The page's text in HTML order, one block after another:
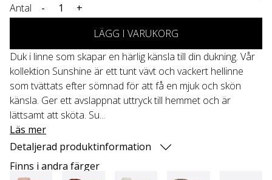
Antal -
+
LÄGG I VARUKORG
Duk i linne som skapar en härlig känsla till din dukning. Vår
kollektion Sunshine är ett tunt vävt och vackert hellinne
som tvättats efter sömnad för att få en mjuk och skön
känsla. Ger ett avslappnat uttryck till hemmet och är
lättsamt att sköta. Su...
Läs mer
Detaljerad produktinformation
Finns i andra färger